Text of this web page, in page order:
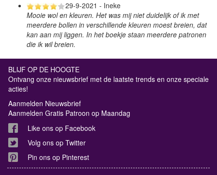
29-9-2021 - Ineke
Mooie wol en kleuren. Het was mij niet duidelijk of ik met
meerdere bollen in verschillende kleuren moest breien, dat
kan aan mij liggen. In het boekje staan meerdere patronen
die ik wil breien.
BLIJF OP DE HOOGTE
Ontvang onze nieuwsbrief met de laatste trends en onze speciale
acties!
Aanmelden Nieuwsbrief
Aanmelden Gratis Patroon op Maandag
Like ons op Facebook
Volg ons op Twitter
Pin ons op Pinterest